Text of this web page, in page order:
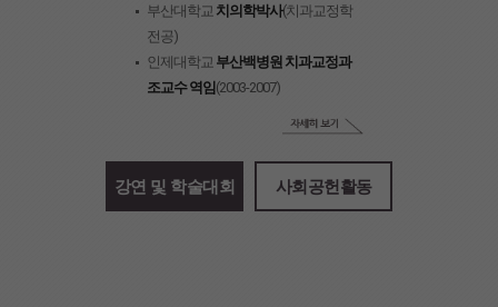
부산대학교 치의학박사(치과교정학
전공)
인제대학교 부산백병원 치과교정과
조교수 역임(2003-2007)
강연 및 학술대회 사회공헌활동